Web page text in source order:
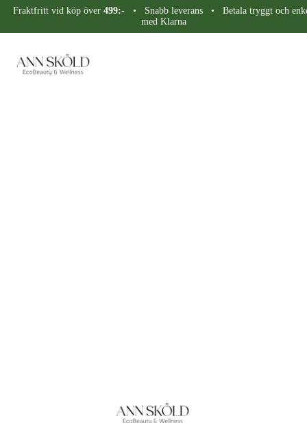
Fraktfritt vid köp över 499:-• Snabb leverans • Betala tryggt och
med Klarna